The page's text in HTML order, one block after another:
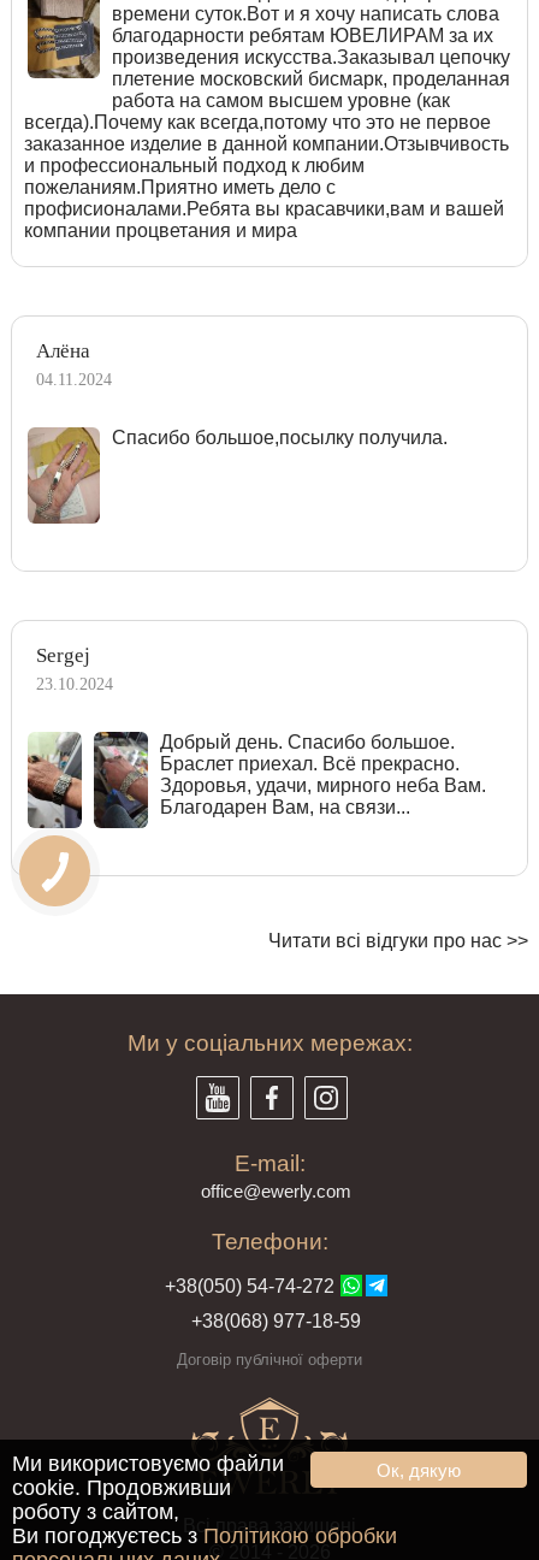
времени суток.Вот и я хочу написать слова
благодарности ребятам ЮВЕЛИРАМ за их
произведения искусства.Заказывал цепочку
плетение московский бисмарк, проделанная
работа на самом высшем уровне (как
всегда).Почему как всегда,потому что это не первое
заказанное изделие в данной компании.Отзывчивость
и профессиональный подход к любим
пожеланиям.Приятно иметь дело с
профисионалами.Ребята вы красавчики,вам и вашей
компании процветания и мира
Алёна
04.11.2024
Спасибо большое,посылку получила.
Sergej
23.10.2024
Добрый день. Спасибо большое.
Браслет приехал. Всё прекрасно.
Здоровья, удачи, мирного неба Вам.
Благодарен Вам, на связи...
Читати всі відгуки про нас >>
Ми у соціальних мережах:
E-mail:
office@ewerly.com
Телефони:
+38(050) 54-74-272
+38(068) 977-18-59
Договір публічної оферти
Всі права захищені
© 2014 - 2026
Ок, дякую
Ми використовуємо файли
cookie. Продовживши
роботу з сайтом,
Ви погоджуєтесь з Політикою обробки